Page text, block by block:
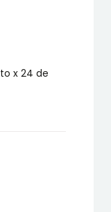
x 24 de